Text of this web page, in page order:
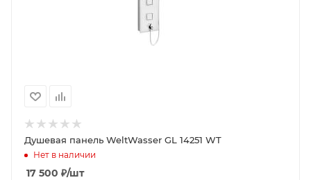
Душевая панель WeltWasser GL 14251 WT
Нет в наличии
17 500 ₽/шт